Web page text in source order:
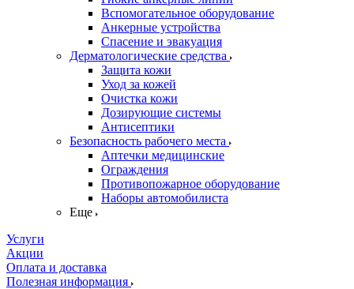
Вспомогательное оборудование
Анкерные устройства
Спасение и эвакуация
Дерматологические средства
Защита кожи
Уход за кожей
Очистка кожи
Дозирующие системы
Антисептики
Безопасность рабочего места
Аптечки медицинские
Ограждения
Противопожарное оборудование
Наборы автомобилиста
Еще
Услуги
Акции
Оплата и доставка
Полезная информация